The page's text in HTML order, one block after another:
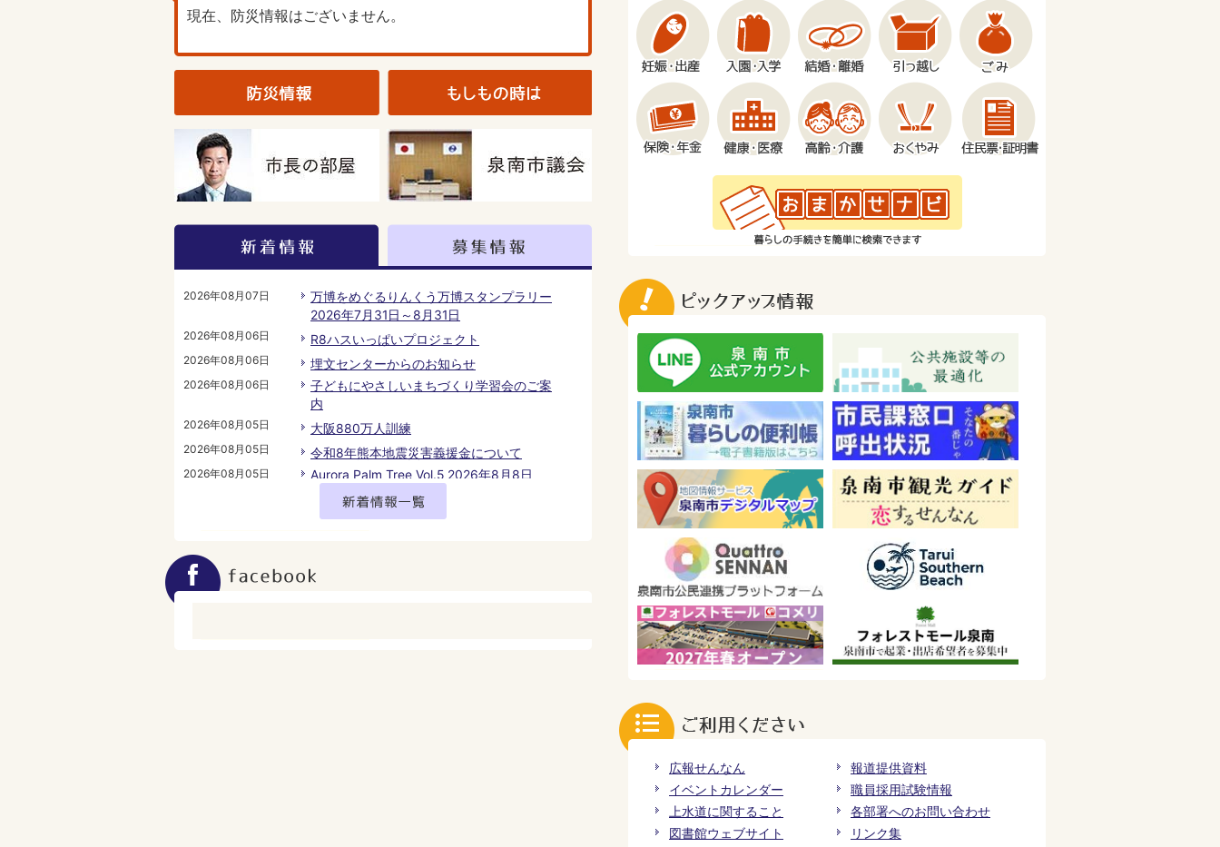
現在、防災情報はございません。
2026年08月07日
万博をめぐるりんくう万博スタンプラリー
2026年7月31日～8月31日
2026年08月06日 R8ハスいっぱいプロジェクト
2026年08月06日 埋文センターからのお知らせ
2026年08月06日
子どもにやさしいまちづくり学習会のご案
内
2026年08月05日 大阪880万人訓練
2026年08月05日 令和8年熊本地震災害義援金について
2026年08月05日
Aurora Palm Tree Vol.5 2026年8月8日
（土曜日）・9日（日曜日）
2026年08月05日
騰対策支援事業（令和8年度事業）につい
広報せんなん
報道提供資料
イベントカレンダー
職員採用試験情報
上水道に関すること
各部署へのお問い合わせ
図書館ウェブサイト
リンク集